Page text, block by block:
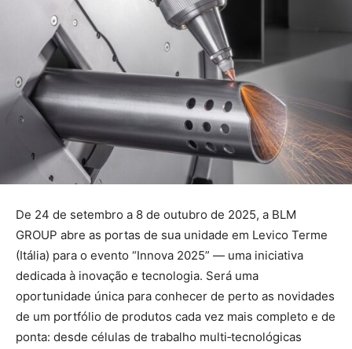
De 24 de setembro a 8 de outubro de 2025, a BLM
GROUP abre as portas de sua unidade em Levico Terme
(Itália) para o evento “Innova 2025” — uma iniciativa
dedicada à inovação e tecnologia. Será uma
oportunidade única para conhecer de perto as novidades
de um portfólio de produtos cada vez mais completo e de
ponta: desde células de trabalho multi‑tecnológicas